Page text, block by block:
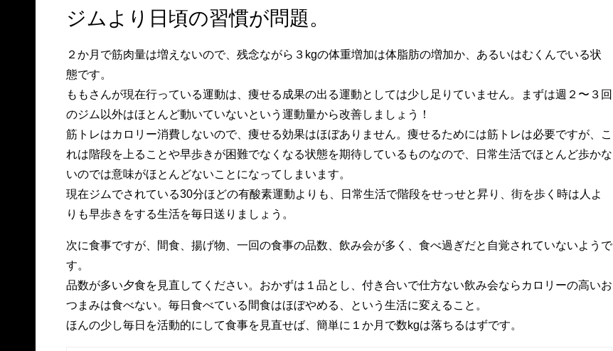
ジムより日頃の習慣が問題。
２か月で筋肉量は増えないので、残念ながら３kgの体重増加は体脂肪の増加か、あるいはむくんでいる状
態です。
ももさんが現在行っている運動は、痩せる成果の出る運動としては少し足りていません。まずは週２〜３回
のジム以外はほとんど動いていないという運動量から改善しましょう！
筋トレはカロリー消費しないので、痩せる効果はほぼありません。痩せるためには筋トレは必要ですが、こ
れは階段を上ることや早歩きが困難でなくなる状態を期待しているものなので、日常生活でほとんど歩かな
いのでは意味がほとんどないことになってしまいます。
現在ジムでされている30分ほどの有酸素運動よりも、日常生活で階段をせっせと昇り、街を歩く時は人よ
りも早歩きをする生活を毎日送りましょう。
次に食事ですが、間食、揚げ物、一回の食事の品数、飲み会が多く、食べ過ぎだと自覚されていないようで
す。
品数が多い夕食を見直してください。おかずは１品とし、付き合いで仕方ない飲み会ならカロリーの高いお
つまみは食べない。毎日食べている間食はほぼやめる、という生活に変えること。
ほんの少し毎日を活動的にして食事を見直せば、簡単に１か月で数kgは落ちるはずです。